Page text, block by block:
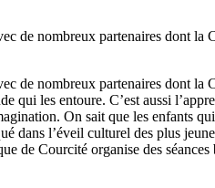
de nombreux partenaires dont
de nombreux partenaires dont
qui les entoure. C’est aussi
On sait que les enfants
dans l’éveil culturel des plus
de Courcité organise des